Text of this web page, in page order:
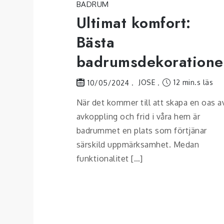
BADRUM
Ultimat komfort:
Bästa
10/05/2024 JOSE 12 min.s läs
När det kommer till att skapa en oas
avkoppling och frid i våra hem är
badrummet en plats som förtjänar
särskild uppmärksamhet. Medan
funktionalitet […]